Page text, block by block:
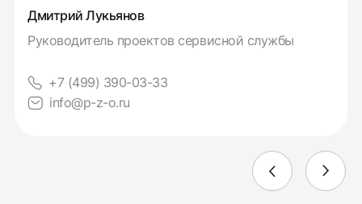
Дмитрий Лукьянов
Руководитель проектов сервисной службы
+7 (499) 390-03-33
info@p-z-o.ru